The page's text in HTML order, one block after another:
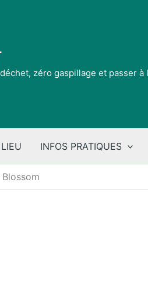
zéro gaspillage et passer à
INFOS PRATIQUES